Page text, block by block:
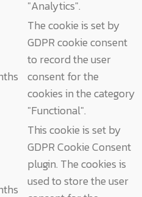
"Analytics".
The cookie is set by
GDPR cookie consent
to record the user
consent for the
cookies in the category
"Functional".
This cookie is set by
GDPR Cookie Consent
plugin. The cookies is
used to store the user